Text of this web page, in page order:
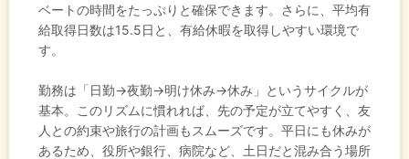
ベートの時間をたっぷりと確保できます。さらに、平均有
給取得日数は15.5日と、有給休暇を取得しやすい環境で
す。
勤務は「日勤→夜勤→明け休み→休み」というサイクルが
基本。このリズムに慣れれば、先の予定が立てやすく、友
人との約束や旅行の計画もスムーズです。平日にも休みが
あるため、役所や銀行、病院など、土日だと混み合う場所